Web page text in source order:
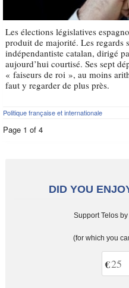
Les élections législatives
produit de majorité. Les regards
indépendantiste catalan, dirigé
aujourd’hui courtisé. Ses sept
« faiseurs de roi », au moins
faut y regarder de plus près.
Politique française et internationale
Page 1 of 4
DID YOU
Support Telos
(for which you
€